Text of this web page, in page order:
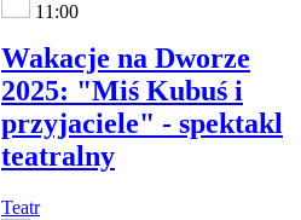
11:00
Wakacje na Dworze
2025: "Miś Kubuś i
przyjaciele" - spektakl
teatralny
Teatr